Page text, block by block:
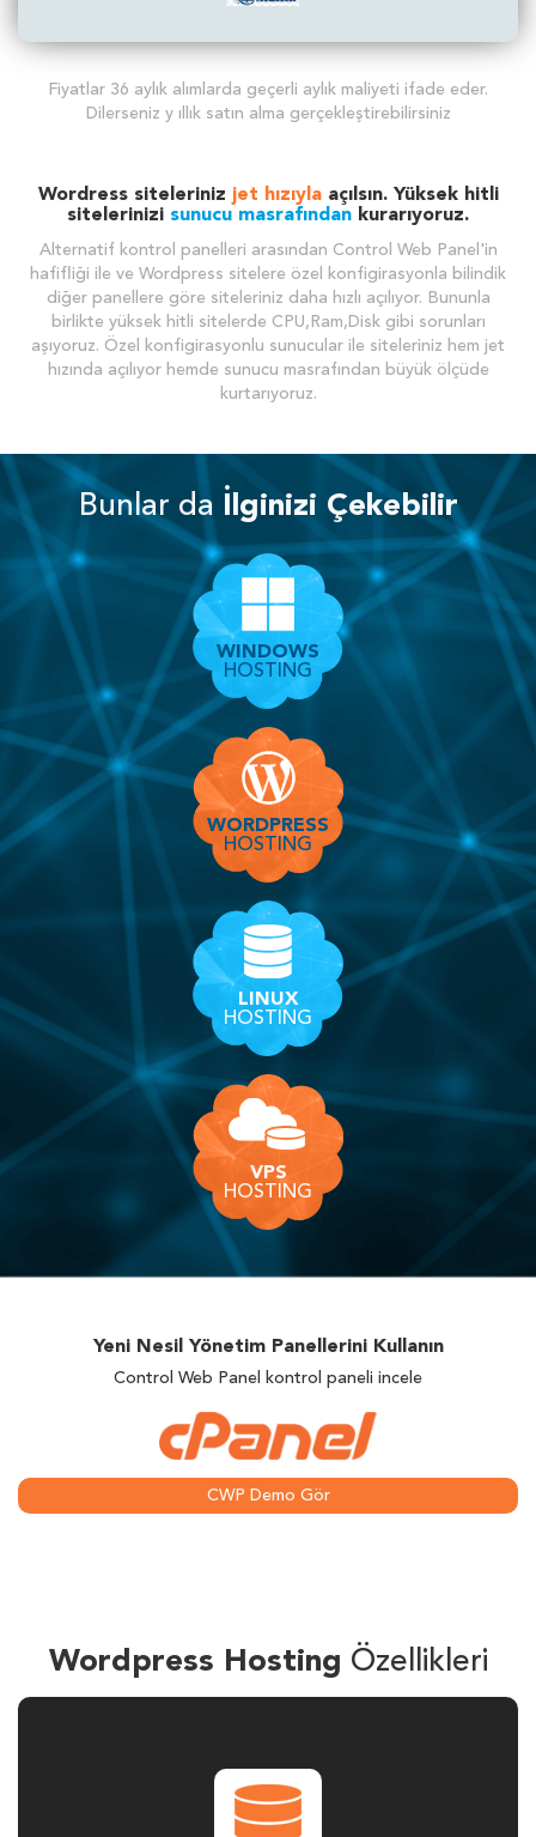
Fiyatlar 36 aylık alımlarda geçerli aylık maliyeti ifade eder.
Dilerseniz y ıllık satın alma gerçekleştirebilirsiniz
Wordress siteleriniz jet hızıylaaçılsın. Yüksek hitli
sitelerinizi sunucu masrafından kurarıyoruz.
Alternatif kontrol panelleri arasından Control Web Panel'in
hafifliği ile ve Wordpress sitelere özel konfigirasyonla bilindik
diğer panellere göre siteleriniz daha hızlı açılıyor. Bununla
birlikte yüksek hitli sitelerde CPU,Ram,Disk gibi sorunları
aşıyoruz. Özel konfigirasyonlu sunucular ile siteleriniz hem jet
hızında açılıyor hemde sunucu masrafından büyük ölçüde
kurtarıyoruz.
Bunlar da İlginizi Çekebilir
WINDOWS
HOSTING
WORDPRESS
HOSTING
LINUX
HOSTING
VPS
HOSTING
Yeni Nesil Yönetim Panellerini Kullanın
Control Web Panel kontrol paneli incele
CWP Demo Gör
Wordpress Hosting Özellikleri